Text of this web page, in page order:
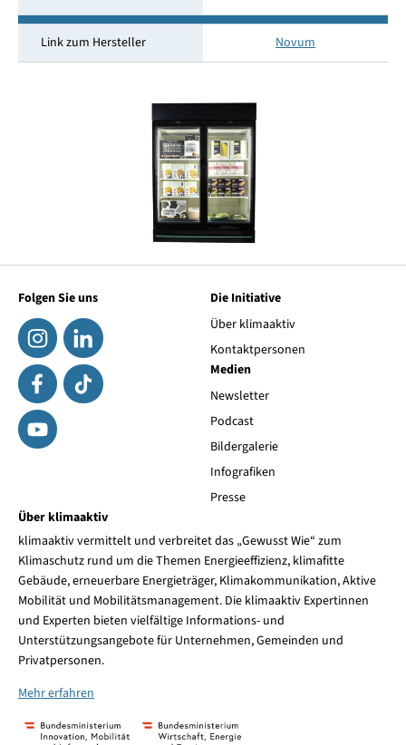
Link zum Hersteller Novum
Folgen Sie uns
Die Initiative
Über klimaaktiv
Kontaktpersonen
Medien
Newsletter
Podcast
Bildergalerie
Infografiken
Presse
Über klimaaktiv
klimaaktiv vermittelt und verbreitet das „Gewusst Wie“ zum
Klimaschutz rund um die Themen Energieeffizienz, klimafitte
Gebäude, erneuerbare Energieträger, Klimakommunikation, Aktive
Mobilität und Mobilitätsmanagement. Die klimaaktiv Expertinnen
und Experten bieten vielfältige Informations- und
Unterstützungsangebote für Unternehmen, Gemeinden und
Privatpersonen.
Mehr erfahren